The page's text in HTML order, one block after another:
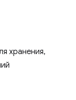
хранения,